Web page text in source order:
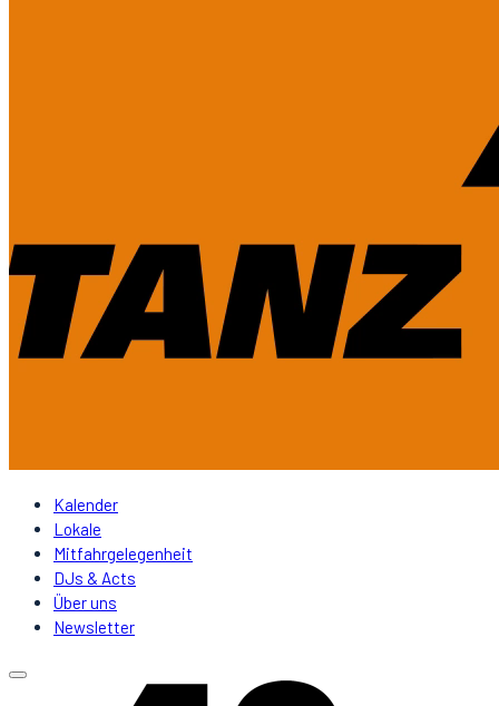
Kalender
Lokale
Mitfahrgelegenheit
DJs & Acts
Über uns
Newsletter